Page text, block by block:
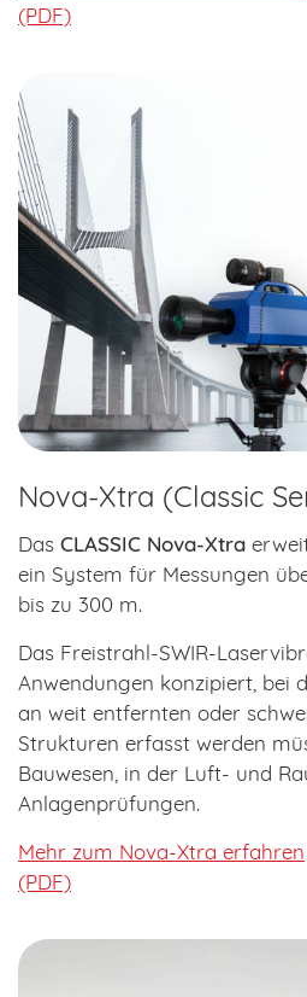
(PDF)
Nova-Xtra (Classic
Das CLASSIC Nova-Xtra
ein System für Messungen
bis zu 300 m.
Das Freistrahl-SWIR-
Anwendungen konzipiert, bei
an weit entfernten oder
Strukturen erfasst werden
Bauwesen, in der Luft- und
Anlagenprüfungen.
Mehr zum Nova-Xtra erfahren
(PDF)